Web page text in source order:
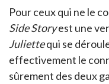
Pour ceux qui ne le
Side Storyest une
Juliettequi se
effectivement le
sûrement des deux